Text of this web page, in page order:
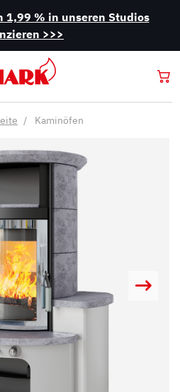
% in unseren Studios
>>>
Kaminöfen